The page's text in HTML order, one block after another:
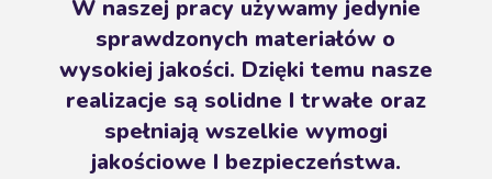
W naszej pracy używamy jedynie
sprawdzonych materiałów o
wysokiej jakości. Dzięki temu nasze
realizacje są solidne I trwałe oraz
spełniają wszelkie wymogi
jakościowe I bezpieczeństwa.